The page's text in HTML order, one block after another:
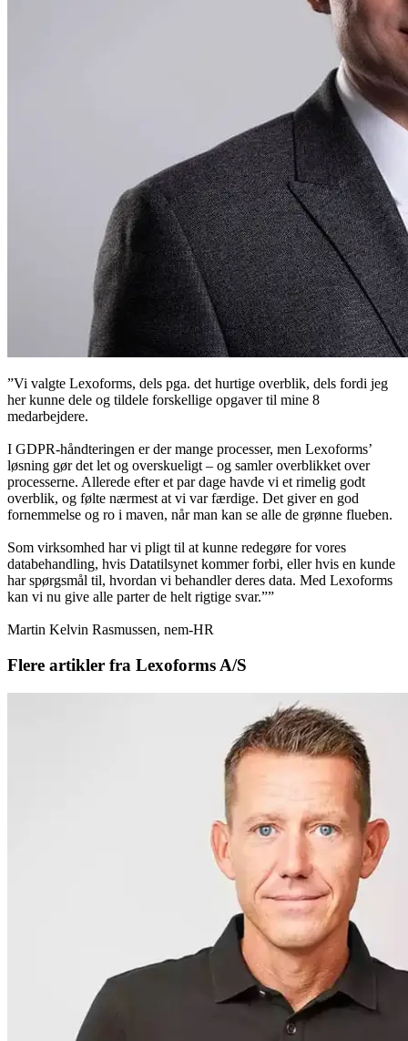
”Vi valgte Lexoforms, dels pga. det hurtige overblik, dels fordi jeg
her kunne dele og tildele forskellige opgaver til mine 8
medarbejdere.
I GDPR-håndteringen er der mange processer, men Lexoforms’
løsning gør det let og overskueligt – og samler overblikket over
processerne. Allerede efter et par dage havde vi et rimelig godt
overblik, og følte nærmest at vi var færdige. Det giver en god
fornemmelse og ro i maven, når man kan se alle de grønne flueben.
Som virksomhed har vi pligt til at kunne redegøre for vores
databehandling, hvis Datatilsynet kommer forbi, eller hvis en kunde
har spørgsmål til, hvordan vi behandler deres data. Med Lexoforms
kan vi nu give alle parter de helt rigtige svar.””
Martin Kelvin Rasmussen, nem-HR
Flere artikler fra Lexoforms A/S